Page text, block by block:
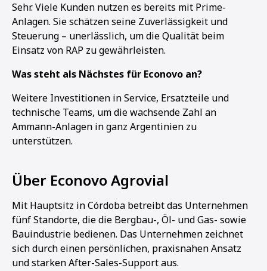
Sehr. Viele Kunden nutzen es bereits mit Prime-
Anlagen. Sie schätzen seine Zuverlässigkeit und
Steuerung – unerlässlich, um die Qualität beim
Einsatz von RAP zu gewährleisten.
Was steht als Nächstes für Econovo an?
Weitere Investitionen in Service, Ersatzteile und
technische Teams, um die wachsende Zahl an
Ammann-Anlagen in ganz Argentinien zu
unterstützen.
Über Econovo Agrovial
Mit Hauptsitz in Córdoba betreibt das Unternehmen
fünf Standorte, die die Bergbau-, Öl- und Gas- sowie
Bauindustrie bedienen. Das Unternehmen zeichnet
sich durch einen persönlichen, praxisnahen Ansatz
und starken After-Sales-Support aus.